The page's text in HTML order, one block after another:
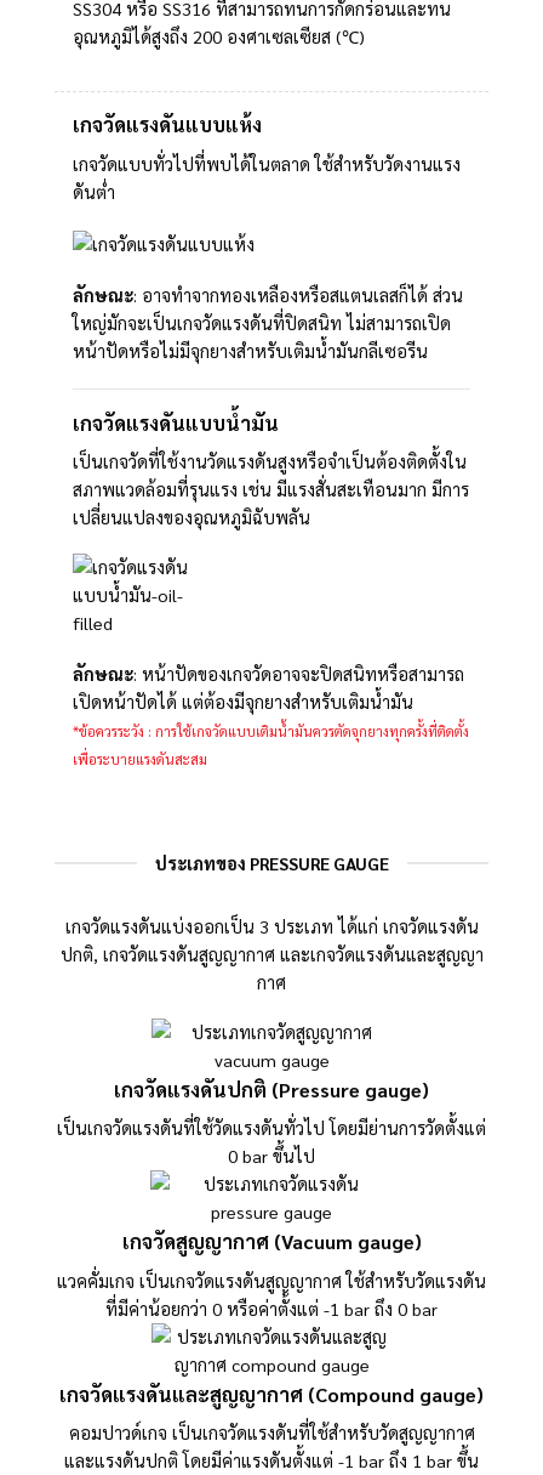
SS304 หรือ SS316 ที่สามารถทนการกัดกร่อนและทน
อุณหภูมิได้สูงถึง 200 องศาเซลเซียส (℃)
เกจวัดแรงดันแบบแห้ง
เกจวัดแบบทั่วไปที่พบได้ในตลาด ใช้สำหรับวัดงานแรง
ดันต่ำ
ลักษณะ: อาจทำจากทองเหลืองหรือสแตนเลสก็ได้ ส่วน
ใหญ่มักจะเป็นเกจวัดแรงดันที่ปิดสนิท ไม่สามารถเปิด
หน้าปัดหรือไม่มีจุกยางสำหรับเติมน้ำมันกลีเซอรีน
เกจวัดแรงดันแบบน้ำมัน
เป็นเกจวัดที่ใช้งานวัดแรงดันสูงหรือจำเป็นต้องติดตั้งใน
สภาพแวดล้อมที่รุนแรง เช่น มีแรงสั่นสะเทือนมาก มีการ
เปลี่ยนแปลงของอุณหภูมิฉับพลัน
ลักษณะ: หน้าปัดของเกจวัดอาจจะปิดสนิทหรือสามารถ
เปิดหน้าปัดได้ แต่ต้องมีจุกยางสำหรับเติมน้ำมัน
*ข้อควรระวัง : การใช้เกจวัดแบบเติมน้ำมันควรตัดจุกยางทุกครั้งที่ติดตั้ง
เพื่อระบายแรงดันสะสม
ประเภทของ PRESSURE GAUGE
เกจวัดแรงดันแบ่งออกเป็น 3 ประเภท ได้แก่ เกจวัดแรงดัน
ปกติ, เกจวัดแรงดันสูญญากาศ และเกจวัดแรงดันและสูญญา
กาศ
เกจวัดแรงดันปกติ (Pressure gauge)
เป็นเกจวัดแรงดันที่ใช้วัดแรงดันทั่วไป โดยมีย่านการวัดตั้งแต่
0 bar ขึ้นไป
เกจวัดสูญญากาศ (Vacuum gauge)
แวคคั่มเกจ เป็นเกจวัดแรงดันสูญญากาศ ใช้สำหรับวัดแรงดัน
ที่มีค่าน้อยกว่า 0 หรือค่าตั้งแต่ -1 bar ถึง 0 bar
เกจวัดแรงดันและสูญญากาศ (Compound gauge)
คอมปาวด์เกจ เป็นเกจวัดแรงดันที่ใช้สำหรับวัดสูญญากาศ
และแรงดันปกติ โดยมีค่าแรงดันตั้งแต่ -1 bar ถึง 1 bar ขึ้น